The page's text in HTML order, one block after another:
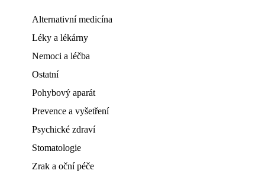
Alternativní medicína
Léky a lékárny
Nemoci a léčba
Ostatní
Pohybový aparát
Prevence a vyšetření
Psychické zdraví
Stomatologie
Zrak a oční péče